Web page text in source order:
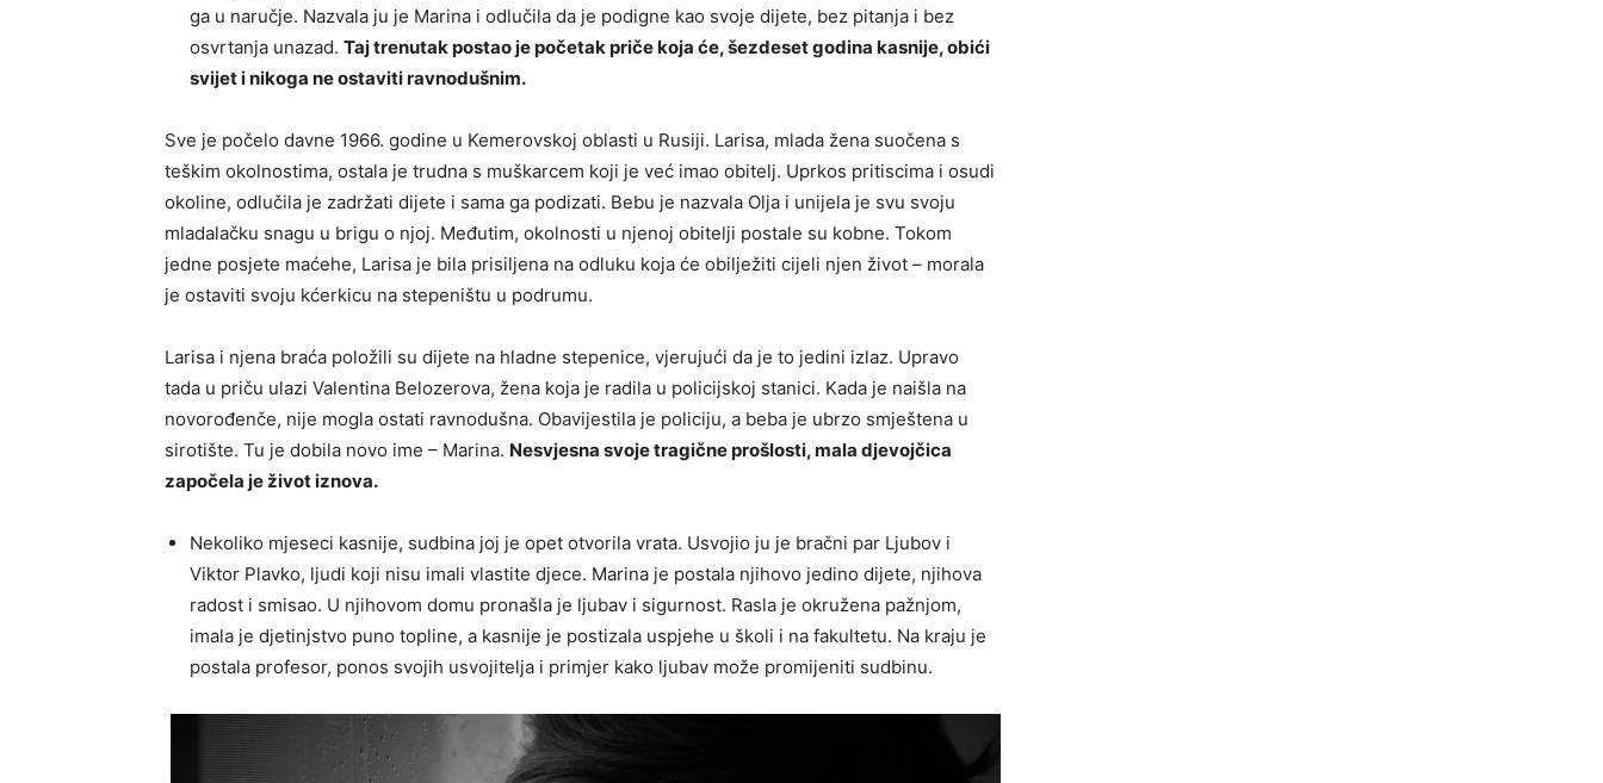
ga u naručje. Nazvala ju je Marina i odlučila da je podigne kao svoje dijete, bez pitanja i bez
osvrtanja unazad. Taj trenutak postao je početak priče koja će, šezdeset godina kasnije, obići
svijet i nikoga ne ostaviti ravnodušnim.
Sve je počelo davne 1966. godine u Kemerovskoj oblasti u Rusiji. Larisa, mlada žena suočena s
teškim okolnostima, ostala je trudna s muškarcem koji je već imao obitelj. Uprkos pritiscima i osudi
okoline, odlučila je zadržati dijete i sama ga podizati. Bebu je nazvala Olja i unijela je svu svoju
mladalačku snagu u brigu o njoj. Međutim, okolnosti u njenoj obitelji postale su kobne. Tokom
jedne posjete maćehe, Larisa je bila prisiljena na odluku koja će obilježiti cijeli njen život – morala
je ostaviti svoju kćerkicu na stepeništu u podrumu.
Larisa i njena braća položili su dijete na hladne stepenice, vjerujući da je to jedini izlaz. Upravo
tada u priču ulazi Valentina Belozerova, žena koja je radila u policijskoj stanici. Kada je naišla na
novorođenče, nije mogla ostati ravnodušna. Obavijestila je policiju, a beba je ubrzo smještena u
sirotište. Tu je dobila novo ime – Marina. Nesvjesna svoje tragične prošlosti, mala djevojčica
započela je život iznova.
Nekoliko mjeseci kasnije, sudbina joj je opet otvorila vrata. Usvojio ju je bračni par Ljubov i
Viktor Plavko, ljudi koji nisu imali vlastite djece. Marina je postala njihovo jedino dijete, njihova
radost i smisao. U njihovom domu pronašla je ljubav i sigurnost. Rasla je okružena pažnjom,
imala je djetinjstvo puno topline, a kasnije je postizala uspjehe u školi i na fakultetu. Na kraju je
postala profesor, ponos svojih usvojitelja i primjer kako ljubav može promijeniti sudbinu.